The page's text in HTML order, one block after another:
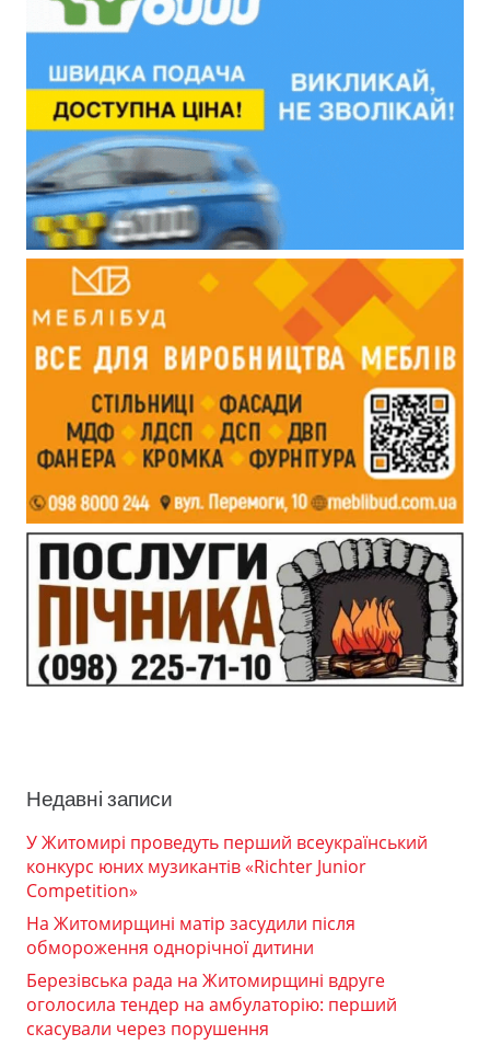
Недавні записи
У Житомирі проведуть перший всеукраїнський
конкурс юних музикантів «Richter Junior
Competition»
На Житомирщині матір засудили після
обмороження однорічної дитини
Березівська рада на Житомирщині вдруге
оголосила тендер на амбулаторію: перший
скасували через порушення